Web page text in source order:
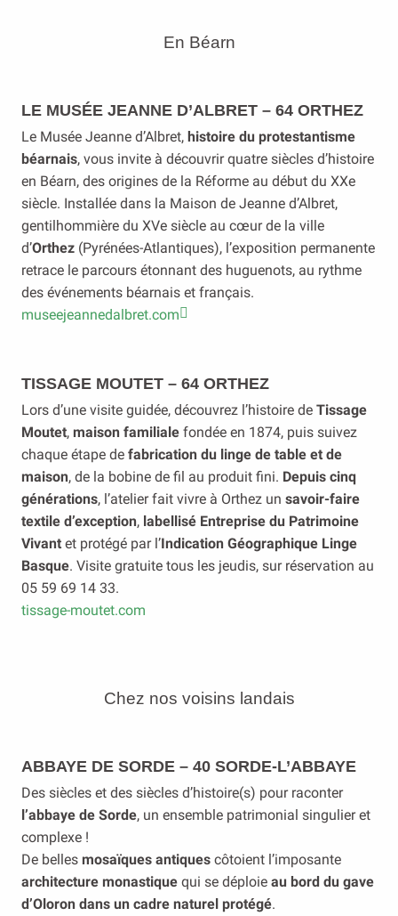
En Béarn
LE MUSÉE JEANNE D’ALBRET – 64 ORTHEZ
Le Musée Jeanne d’Albret, histoire du protestantisme
béarnais, vous invite à découvrir quatre siècles d’histoire
en Béarn, des origines de la Réforme au début du XXe
siècle. Installée dans la Maison de Jeanne d’Albret,
gentilhommière du XVe siècle au cœur de la ville
d’Orthez (Pyrénées-Atlantiques), l’exposition permanente
retrace le parcours étonnant des huguenots, au rythme
des événements béarnais et français.
museejeannedalbret.com
TISSAGE MOUTET – 64 ORTHEZ
Lors d’une visite guidée, découvrez l’histoire de Tissage
Moutet, maison familiale fondée en 1874, puis suivez
chaque étape de fabrication du linge de table et de
maison, de la bobine de fil au produit fini. Depuis cinq
générations, l’atelier fait vivre à Orthez un savoir-faire
textile d’exception, labellisé Entreprise du Patrimoine
Vivant et protégé par l’Indication Géographique Linge
Basque. Visite gratuite tous les jeudis, sur réservation au
05 59 69 14 33.
tissage-moutet.com
Chez nos voisins landais
ABBAYE DE SORDE – 40 SORDE-L’ABBAYE
Des siècles et des siècles d’histoire(s) pour raconter
l’abbaye de Sorde, un ensemble patrimonial singulier et
complexe !
De belles mosaïques antiques côtoient l’imposante
architecture monastique qui se déploie au bord du gave
d’Oloron dans un cadre naturel protégé.